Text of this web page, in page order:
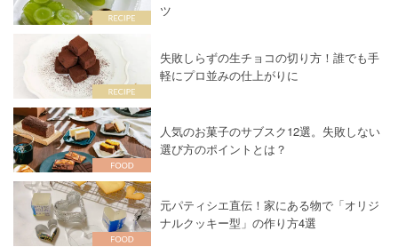
ツ
失敗しらずの生チョコの切り方！誰でも手
軽にプロ並みの仕上がりに
人気のお菓子のサブスク12選。失敗しない
選び方のポイントとは？
元パティシエ直伝！家にある物で「オリジ
ナルクッキー型」の作り方4選